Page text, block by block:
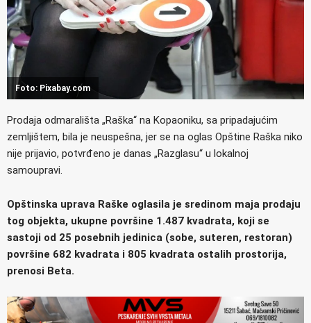
Foto: Pixabay.com
Prodaja odmarališta „Raška“ na Kopaoniku, sa pripadajućim
zemljištem, bila je neuspešna, jer se na oglas Opštine Raška niko
nije prijavio, potvrđeno je danas „Razglasu“ u lokalnoj
samoupravi.
Opštinska uprava Raške oglasila je sredinom maja prodaju
tog objekta, ukupne površine 1.487 kvadrata, koji se
sastoji od 25 posebnih jedinica (sobe, suteren, restoran)
površine 682 kvadrata i 805 kvadrata ostalih prostorija,
prenosi Beta.